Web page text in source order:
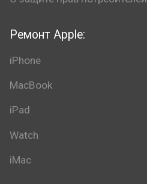
Ремонт Apple:
iPhone
MacBook
iPad
Watch
iMac